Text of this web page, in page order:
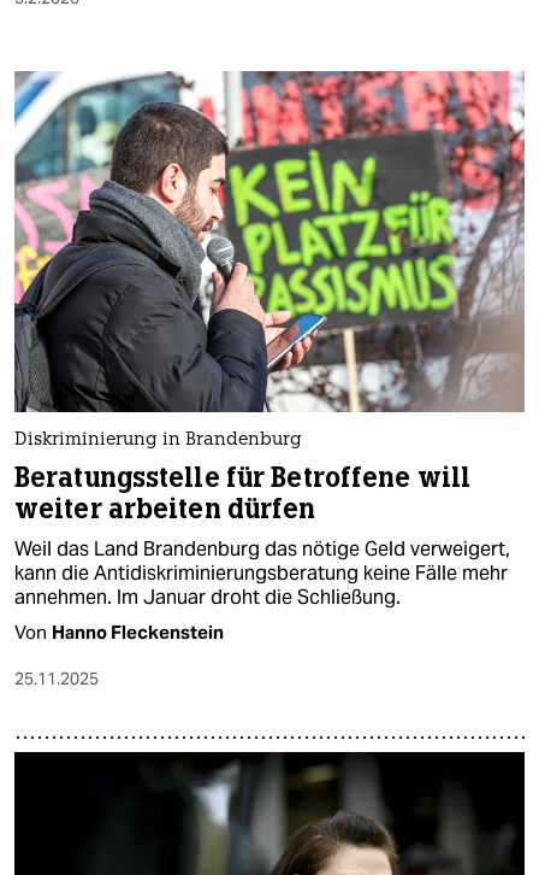
Diskriminierung in Brandenburg
Beratungsstelle für Betroffene will
weiter arbeiten dürfen
Weil das Land Brandenburg das nötige Geld verweigert,
kann die Antidiskriminierungsberatung keine Fälle mehr
annehmen. Im Januar droht die Schließung.
Von Hanno Fleckenstein
25.11.2025